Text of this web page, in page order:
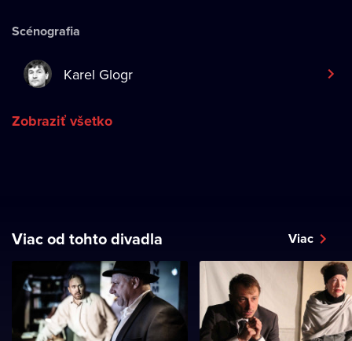
Scénografia
Karel Glogr
Zobraziť všetko
Viac od tohto divadla Viac